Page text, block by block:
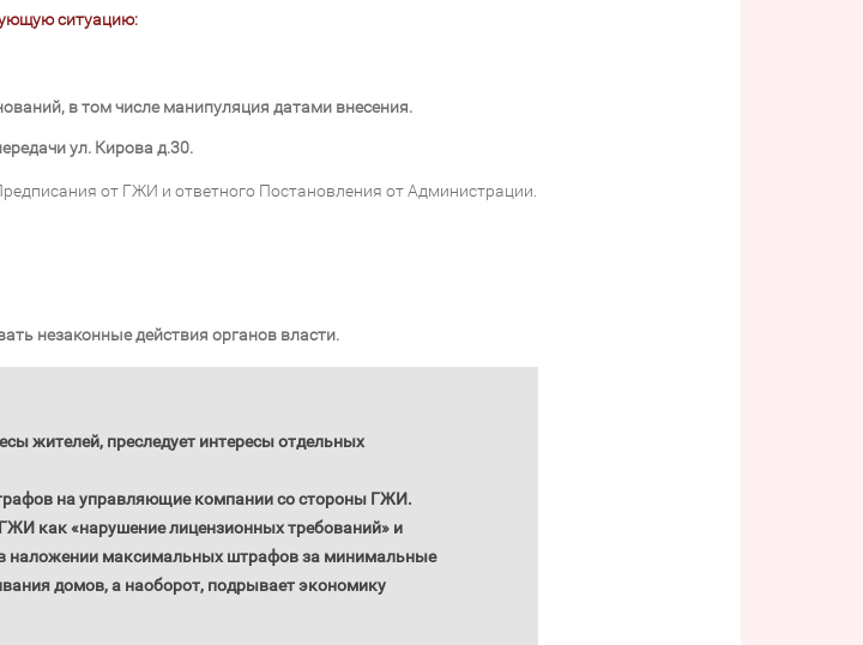
ситуацию:
в том числе манипуляция датами внесения.
ул. Кирова д.30.
от ГЖИ и ответного Постановления от Администрации.
незаконные действия органов власти.
жителей, преследует интересы отдельных
на управляющие компании со стороны ГЖИ.
как «нарушение лицензионных требований» и
наложении максимальных штрафов за минимальные
домов, а наоборот, подрывает экономику